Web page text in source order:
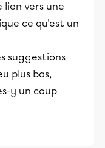
vers une
ce qu'est un
suggestions
plus bas,
y un coup